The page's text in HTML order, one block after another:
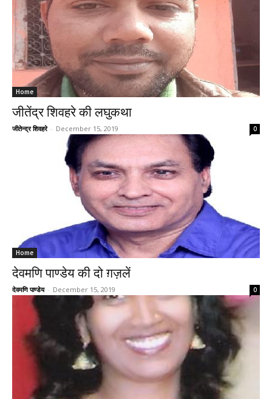
Home
जीतेंद्र शिवहरे की लघुकथा
जीतेन्द्र शिवहरे - December 15, 2019 0
Home
देवमणि पाण्डेय की दो ग़ज़लें
देवमणि पाण्डेय - December 15, 2019 0